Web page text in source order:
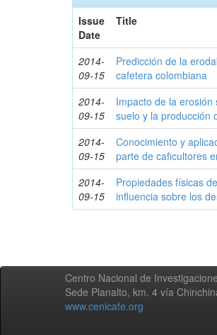
Issue
Date
Title
2014-
09-15
Predicción de la
cafetera colombiana
2014-
09-15
Impacto de la
suelo y la producción
2014-
09-15
Conocimiento y
parte de caficultores
2014-
09-15
Propiedades físicas
influencia sobre los
Centro Nacional de
Sede Planalto, km. 4 vía
www.cenicafe.org